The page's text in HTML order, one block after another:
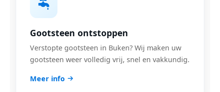
Gootsteen ontstoppen
Verstopte gootsteen in Buken? Wij maken uw
gootsteen weer volledig vrij, snel en vakkundig.
Meer info